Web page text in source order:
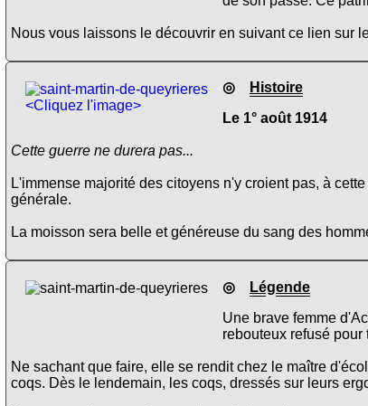
Nous vous laissons le découvrir en suivant ce lien sur
<Cliquez l'image>
◎
Histoire
Le 1° août 1914
Cette guerre ne durera pas...
L'immense majorité des citoyens n'y croient pas, à
générale.
La moisson sera belle et généreuse du sang des
◎
Légende
Une brave femme
rebouteux refusé
Ne sachant que faire, elle se rendit chez le maître
coqs. Dès le lendemain, les coqs, dressés sur leurs